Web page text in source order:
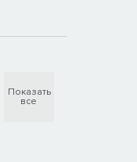
Показать
все